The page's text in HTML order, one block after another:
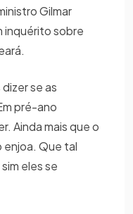
Gilmar
inquérito sobre
se as
pré-ano
Ainda mais que o
enjoa. Que tal
eles se